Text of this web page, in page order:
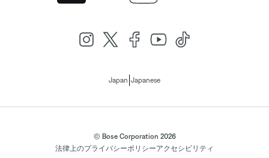
Japan Japanese
© Bose Corporation 2026
法律上のプライバシーポリシーアクセシビリティ